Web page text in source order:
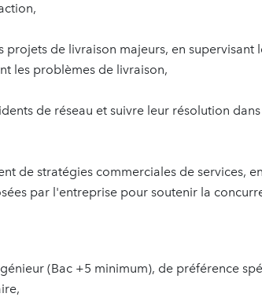
projets de livraison majeurs, en supervisant
les problèmes de livraison,
de réseau et suivre leur résolution
de stratégies commerciales de services,
par l'entreprise pour soutenir la
(Bac +5 minimum), de préférence